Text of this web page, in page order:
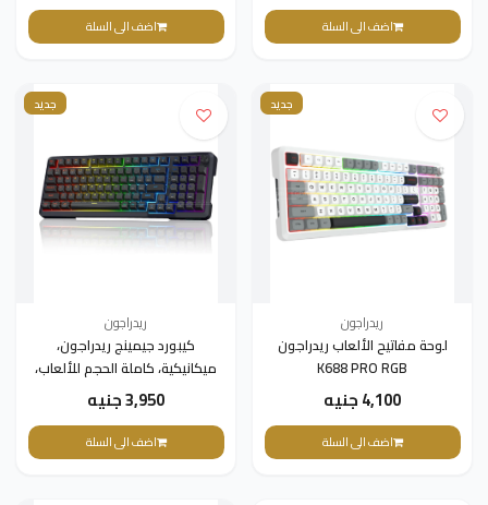
اضف الى السلة اضف الى السلة
جديد
ريدراجون
لوحة مفاتيح الألعاب ريدراجون
K688 PRO RGB
4,100 جنيه
اضف الى السلة
جديد
ريدراجون
كيبورد جيمينج ريدراجون،
ميكانيكية، كاملة الحجم للألعاب،
سلكية بإضاءة K688 GB
3,950 جنيه
اضف الى السلة